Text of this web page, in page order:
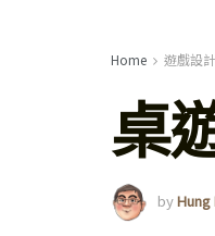
Home 遊戲設計
桌
byHung